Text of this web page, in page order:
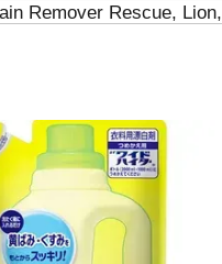
Remover Rescue, Lion,
(723868)